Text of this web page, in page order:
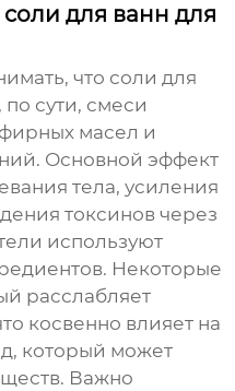
для ванн для
что соли для
по сути, смеси
масел и
Основной эффект
тела, усиления
токсинов через
используют
Некоторые
расслабляет
косвенно влияет на
который может
Важно